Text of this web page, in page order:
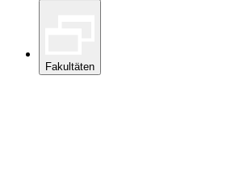
Fakultäten